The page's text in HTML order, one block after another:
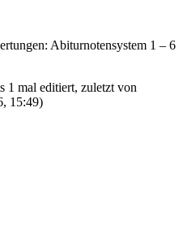
Abiturnotensystem 1 – 6
1 mal editiert, zuletzt von
15:49)